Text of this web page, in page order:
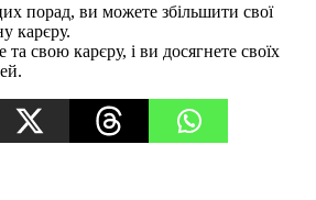
порад, ви можете збільшити свої
карєру.
та свою карєру, і ви досягнете своїх